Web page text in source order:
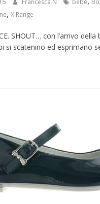
Francesca N bebè
,X Range
SHOUT… con l’arrivo
si scatenino ed esprimano